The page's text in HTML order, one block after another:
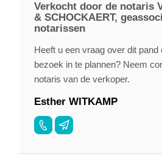
Verkocht door de notaris
& SCHOCKAERT,
notarissen
Heeft u een vraag over dit pand
bezoek in te plannen? Neem
notaris van de verkoper.
Esther WITKAMP